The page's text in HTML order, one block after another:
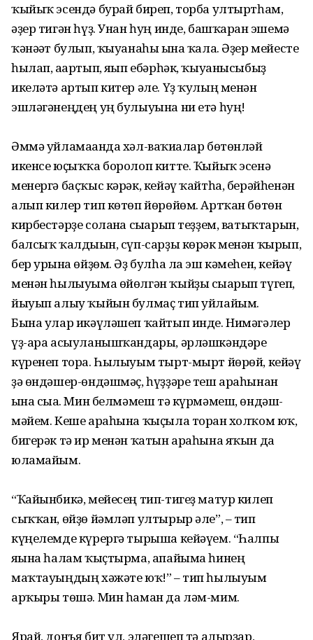
ҡыйыҡ эсендә бурай биреп, торба ултыртһам,
әҙер тигән һүҙ. Унан һуң инде, башҡарған эшемә
ҡәнәғәт булып, ҡыуанаһы ғына ҡала. Әҙер мейесте
һылап, ағартып, яғып ебәрһәк, ҡыуанысыбыҙ
икеләтә артып китер әле. Үҙ ҡулың менән
эшләгә­неңдең уң булыуына ни етә һуң!
Әммә уйламағанда хәл-ваҡиғалар бөтөнләй
икенсе юҫыҡҡа боролоп китте. Ҡыйыҡ эсенә
менергә баҫҡыс кәрәк, кейәү ҡайтһа, берәйһенән
алып килер тип көтөп йөрөйөм. Артҡан бөтөн
кирбестәрҙе соланға сығарып теҙҙем, ватыҡтарын,
балсыҡ ҡалдығын, сүп-сарҙы көрәк менән ҡырып,
бер урынға өйҙөм. Әҙ булһа ла эш кәмеһен, кейәү
менән һылыуыма өйөлгән ҡыйҙы сығарып түгеп,
йыуып алыу ҡыйын булмаҫ тип уйлайым.
Бына улар икәүләшеп ҡайтып инде. Нимәгәлер
үҙ-ара асыула­ныш­ҡан­дары, әрләшкәндәре
күренеп тора. Һылыуым тырт-мырт йөрөй, кейәү
ҙә өндәшер-өндәшмәҫ, һүҙҙәре теш араһынан
ғына сыға. Мин белмә­меш тә күрмәмеш, өндәш­
мәйем. Кеше араһына ҡыҫыла торған холҡом юҡ,
бигерәк тә ир менән ҡатын араһына яҡын да
юламайым.
“Ҡайынбикә, мейесең тип-тигеҙ матур килеп
сыҡҡан, өйҙө йәмләп ултырыр әле”, – тип
күңелемде күрергә тырыша кейәүем. “Һалпы
яғына һалам ҡыҫтырма, апайыма һинең
маҡтауыңдың хәжәте юҡ!” – тип һылыуым
арҡыры төшә. Мин һаман да ләм-мим.
Ярай, донъя бит ул, эләгешеп тә алырҙар,